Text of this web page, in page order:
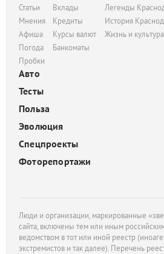
Статьи
Мнения
Афиша
Погода
Пробки
Вклады
Кредиты
Курсы валют
Банкоматы
Легенды
История
Жизнь и
Авто
Тесты
Польза
Эволюция
Спецпроекты
Фоторепортажи
Люди и организации, маркированные
сайта, включены тем или иным
ведомством в тот или иной реестр
экстремистов и так далее). Перечень